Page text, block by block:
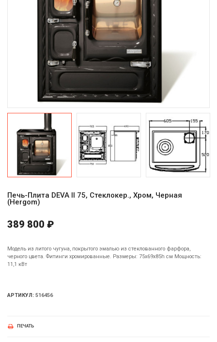
Печь-Плита DEVA II 75, Стеклокер., Хром, Черная
(Hergom)
389 800 ₽
Модель из литого чугуна, покрытого эмалью из стеклованного фарфора,
черного цвета. Фитинги хромированные. Размеры: 75х69х85h см Мощность:
11,1 кВт
АРТИКУЛ: 516456
ПЕЧАТЬ